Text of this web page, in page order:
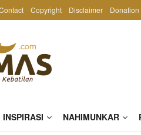
Copyright Disclaimer Donation
INSPIRASI NAHIMUNKAR